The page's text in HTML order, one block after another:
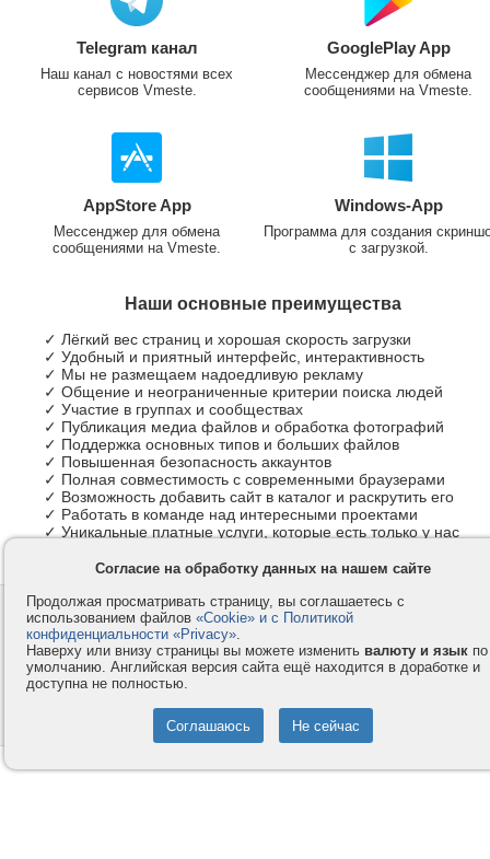
Telegram канал
Наш канал с новостями всех
сервисов Vmeste.
GooglePlay App
Мессенджер для обмена
сообщениями на Vmeste.
AppStore App
Мессенджер для обмена
сообщениями на Vmeste.
Windows-App
Программа для создания
с загрузкой.
Наши основные преимущества
✓ Лёгкий вес страниц и хорошая скорость загрузки
✓ Удобный и приятный интерфейс, интерактивность
✓ Мы не размещаем надоедливую рекламу
✓ Общение и неограниченные критерии поиска людей
✓ Участие в группах и сообществах
✓ Публикация медиа файлов и обработка фотографий
✓ Поддержка основных типов и больших файлов
✓ Повышенная безопасность аккаунтов
✓ Полная совместимость с современными браузерами
✓ Возможность добавить сайт в каталог и раскрутить его
✓ Работать в команде над интересными проектами
✓ Уникальные платные услуги, которые есть только у нас
Контакты
Компания
Privacy и Cookie
Услуги
Как оплатить
Помощь
© 2008-2026
- Все права защищены.
Согласие на обработку данных на нашем сайте
Продолжая просматривать страницу, вы соглашаетесь с
использованием файлов «Cookie» и с Политикой
конфиденциальности «Privacy».
Наверху или внизу страницы вы можете изменить валюту и язык по
умолчанию. Английская версия сайта ещё находится в доработке и
доступна не полностью.